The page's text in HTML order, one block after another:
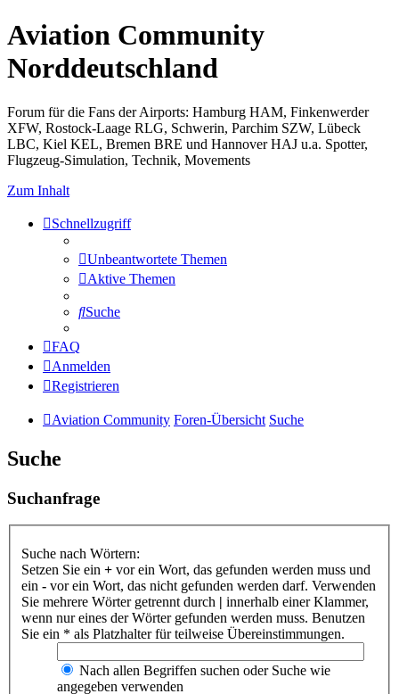
Aviation Community
Norddeutschland
Forum für die Fans der Airports: Hamburg HAM, Finkenwerder
XFW, Rostock-Laage RLG, Schwerin, Parchim SZW, Lübeck
LBC, Kiel KEL, Bremen BRE und Hannover HAJ u.a. Spotter,
Flugzeug-Simulation, Technik, Movements
Zum Inhalt
Schnellzugriff
Unbeantwortete Themen
Aktive Themen
Suche
FAQ
Anmelden
Registrieren
Aviation Community Foren-Übersicht Suche
Suche
Suchanfrage
Suche nach Wörtern:
Setzen Sie ein + vor ein Wort, das gefunden werden muss und
ein - vor ein Wort, das nicht gefunden werden darf. Verwenden
Sie mehrere Wörter getrennt durch | innerhalb einer Klammer,
wenn nur eines der Wörter gefunden werden muss. Benutzen
Sie ein * als Platzhalter für teilweise Übereinstimmungen.
Nach allen Begriffen suchen oder Suche wie
angegeben verwenden